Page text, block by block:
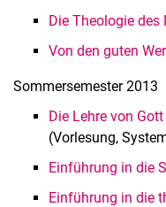
Die Theologie
Von den guten
Som­mer­se­mes­ter 2013
Die Lehre von
(Vorlesung,
Einführung in die
Einführung in die